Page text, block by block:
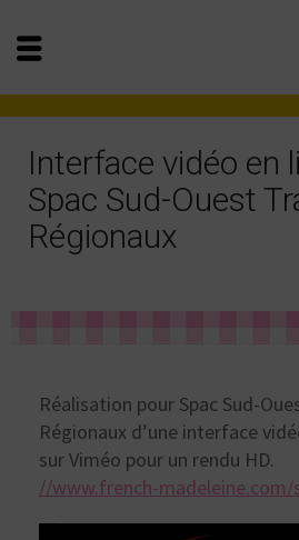
Interface vidéo en
Spac Sud-Ouest
Régionaux
Réalisation pour Spac Sud-
Régionaux d’une interface
sur Viméo pour un rendu HD.
//www.french-madeleine.com/